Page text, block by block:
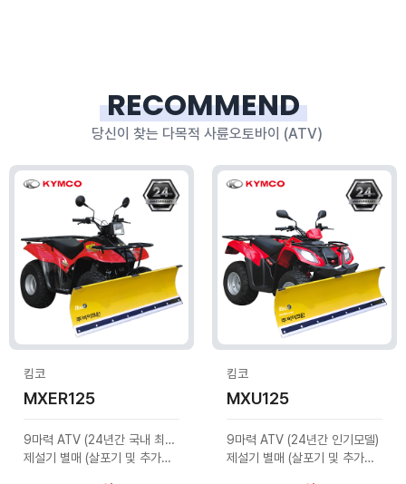
RECOMMEND
당신이 찾는 다목적 사륜오토바이 (ATV)
킴코
MXER125
9마력 ATV (24년간 국내 최다판매)
제설기 별매 (살포기 및 추가옵션 문의)
킴코
MXU125
9마력 ATV (24년간 인기모델)
제설기 별매 (살포기 및 추가옵션 문의)